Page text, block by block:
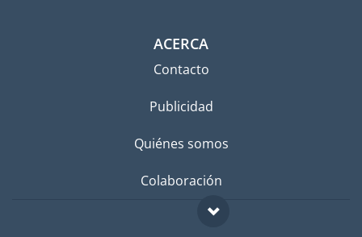
ACERCA
Contacto
Publicidad
Quiénes somos
Colaboración